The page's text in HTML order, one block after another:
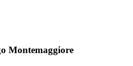
Montemaggiore